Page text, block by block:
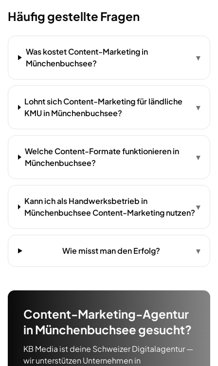
Häufig gestellte Fragen
Was kostet Content-Marketing in
Münchenbuchsee?
▾
Lohnt sich Content-Marketing für ländliche
KMU in Münchenbuchsee?
▾
Welche Content-Formate funktionieren in
Münchenbuchsee?
▾
Kann ich als Handwerksbetrieb in
Münchenbuchsee Content-Marketing nutzen?
▾
Wie misst man den Erfolg? ▾
Content-Marketing-Agentur
in Münchenbuchsee gesucht?
KB Media ist deine Schweizer Digitalagentur —
wir unterstützen Unternehmen in